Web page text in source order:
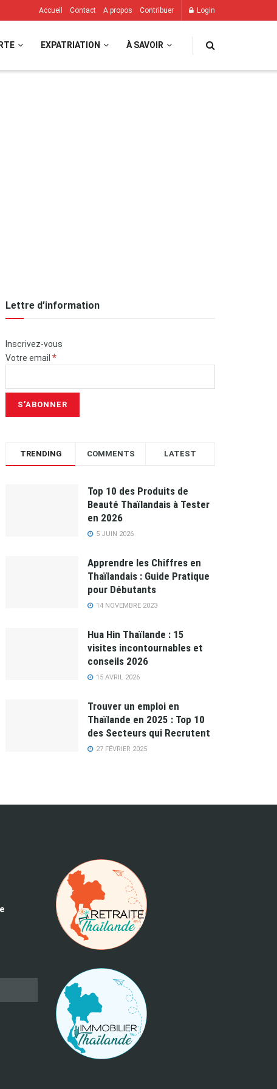
Accueil Contact A propos Contribuer Login
EXPATRIATION À SAVOIR
Lettre d’information
Inscrivez-vous
Votre email *
TRENDING COMMENTS LATEST
Top 10 des Produits de
Beauté Thaïlandais à Tester
en 2026
5 JUIN 2026
Apprendre les Chiffres en
Thaïlandais : Guide Pratique
pour Débutants
14 NOVEMBRE 2023
Hua Hin Thaïlande : 15
visites incontournables et
conseils 2026
15 AVRIL 2026
Trouver un emploi en
Thaïlande en 2025 : Top 10
des Secteurs qui Recrutent
27 FÉVRIER 2025